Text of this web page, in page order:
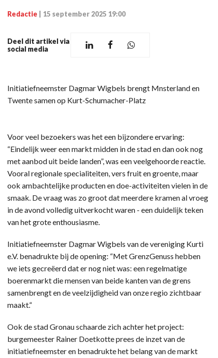
Redactie 15 september 2025 19:00
Deel dit artikel via
social media
Initiatiefneemster Dagmar Wigbels brengt Mnsterland en
Twente samen op Kurt-Schumacher-Platz
Voor veel bezoekers was het een bijzondere ervaring:
“Eindelijk weer een markt midden in de stad en dan ook nog
met aanbod uit beide landen”, was een veelgehoorde reactie.
Vooral regionale specialiteiten, vers fruit en groente, maar
ook ambachtelijke producten en doe-activiteiten vielen in de
smaak. De vraag was zo groot dat meerdere kramen al vroeg
in de avond volledig uitverkocht waren - een duidelijk teken
van het grote enthousiasme.
Initiatiefneemster Dagmar Wigbels van de vereniging Kurti
e.V. benadrukte bij de opening: “Met GrenzGenuss hebben
we iets gecreëerd dat er nog niet was: een regelmatige
boerenmarkt die mensen van beide kanten van de grens
samenbrengt en de veelzijdigheid van onze regio zichtbaar
maakt.“
Ook de stad Gronau schaarde zich achter het project:
burgemeester Rainer Doetkotte prees de inzet van de
initiatiefneemster en benadrukte het belang van de markt